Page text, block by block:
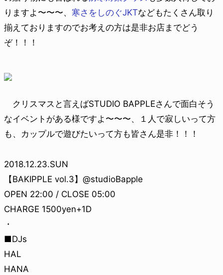
りますよ〜〜〜、 寒さをしのぐJKTなどもたくさん取り
揃えておりますのでお考えの方は是非お店までどう
ぞ！！！
クリスマスと言えばSTUDIO BAPPLEさんで面白そう
なイベントがある様ですよ〜〜〜、１人で寂しいって方
も、カップルで遊びたいって方も皆さん是非！！！
2018.12.23.SUN
【BAKIPPLE vol.3】@studioBapple
OPEN 22:00 / CLOSE 05:00
CHARGE 1500yen+1D
・
■DJs
HAL
HANA